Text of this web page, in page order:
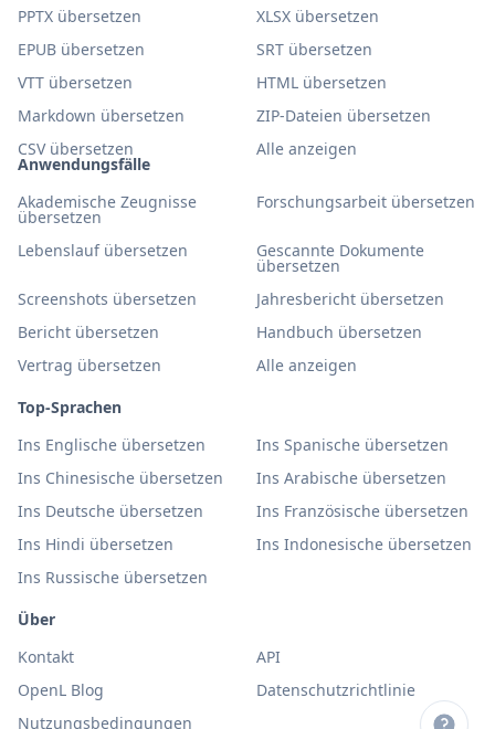
Anwendungsfälle
Akademische Zeugnisse
übersetzen
Forschungsarbeit übersetzen
Lebenslauf übersetzen Gescannte Dokumente
übersetzen
Screenshots übersetzen
Jahresbericht übersetzen
Bericht übersetzen
Handbuch übersetzen
Vertrag übersetzen
Alle anzeigen
Top-Sprachen
Ins Englische übersetzen
Ins Spanische übersetzen
Ins Chinesische übersetzen
Ins Arabische übersetzen
Ins Deutsche übersetzen
Ins Französische übersetzen
Ins Hindi übersetzen
Ins Indonesische übersetzen
Ins Russische übersetzen
PPTX übersetzen
XLSX übersetzen
EPUB übersetzen
SRT übersetzen
VTT übersetzen
HTML übersetzen
Markdown übersetzen
ZIP-Dateien übersetzen
CSV übersetzen
Alle anzeigen
Über
Kontakt
API
OpenL Blog
Datenschutzrichtlinie
Nutzungsbedingungen